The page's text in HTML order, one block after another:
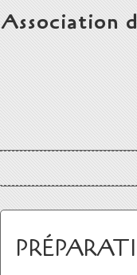
Association